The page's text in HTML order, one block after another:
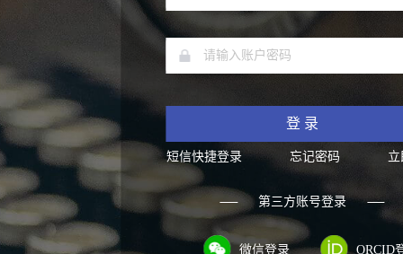
登 录
短信快捷登录 忘记密码
第三方账号登录
微信登录 ORCID